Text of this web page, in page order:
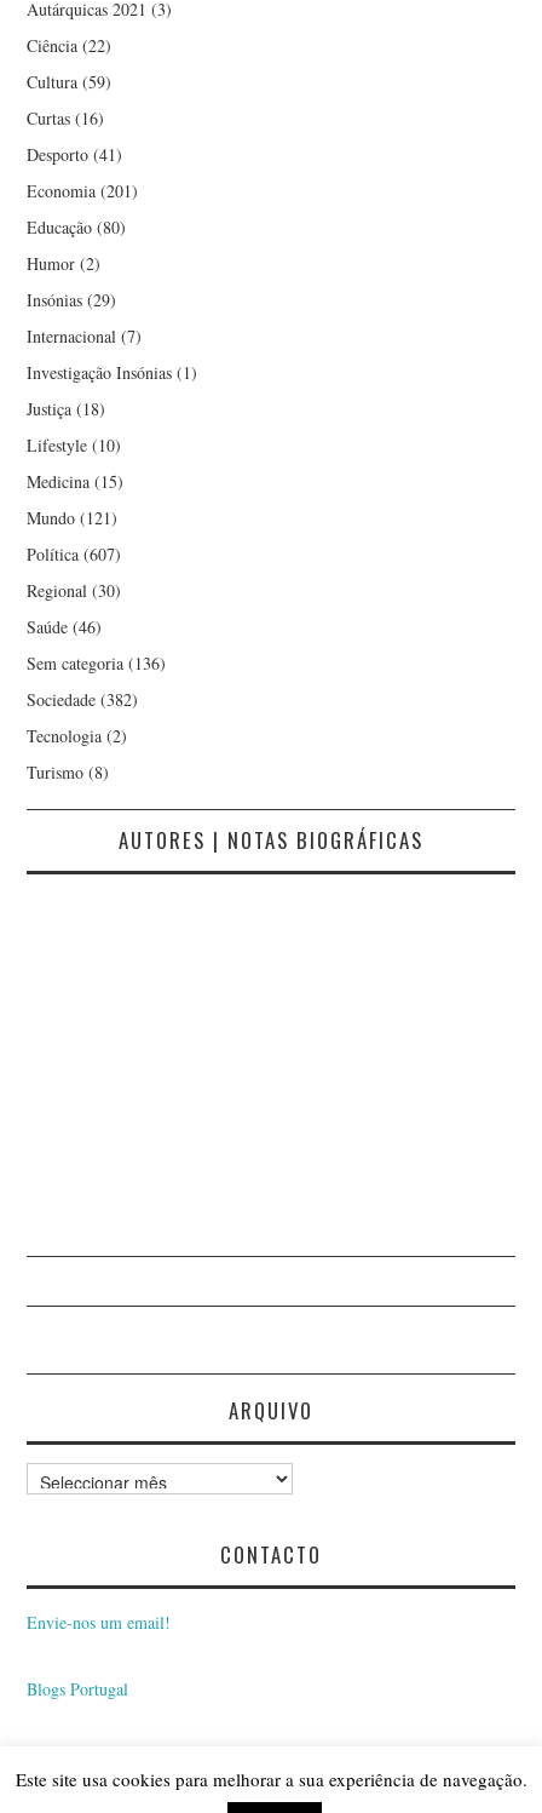
Autárquicas 2021 (3)
Ciência (22)
Cultura (59)
Curtas (16)
Desporto (41)
Economia (201)
Educação (80)
Humor (2)
Insónias (29)
Internacional (7)
Investigação Insónias (1)
Justiça (18)
Lifestyle (10)
Medicina (15)
Mundo (121)
Política (607)
Regional (30)
Saúde (46)
Sem categoria (136)
Sociedade (382)
Tecnologia (2)
Turismo (8)
AUTORES | NOTAS BIOGRÁFICAS
ARQUIVO
Arquivo
CONTACTO
Envie-nos um email!
Blogs Portugal
© 2026 BLOGUE INSÓNIAS. ALL RIGHTS RESERVED.
Este site usa cookies para melhorar a sua experiência de navegação.